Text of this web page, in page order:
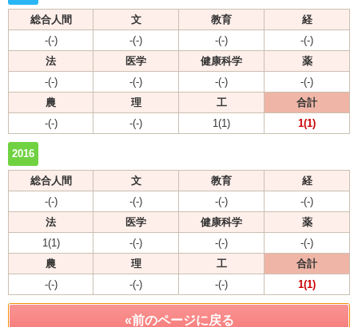
総合人間 文 教育
経
-(-)
-(-) -(-)
-(-)
法
医学 健康科学
薬
-(-)
-(-) -(-)
-(-)
農
理 工
合計
-(-)
-(-) 1(1) 1(1)
2016
総合人間 文 教育
経
-(-)
-(-) -(-)
-(-)
法
医学 健康科学
薬
1(1)
-(-) -(-)
-(-)
農
理 工
合計
-(-)
-(-) -(-) 1(1)
«前のページに戻る